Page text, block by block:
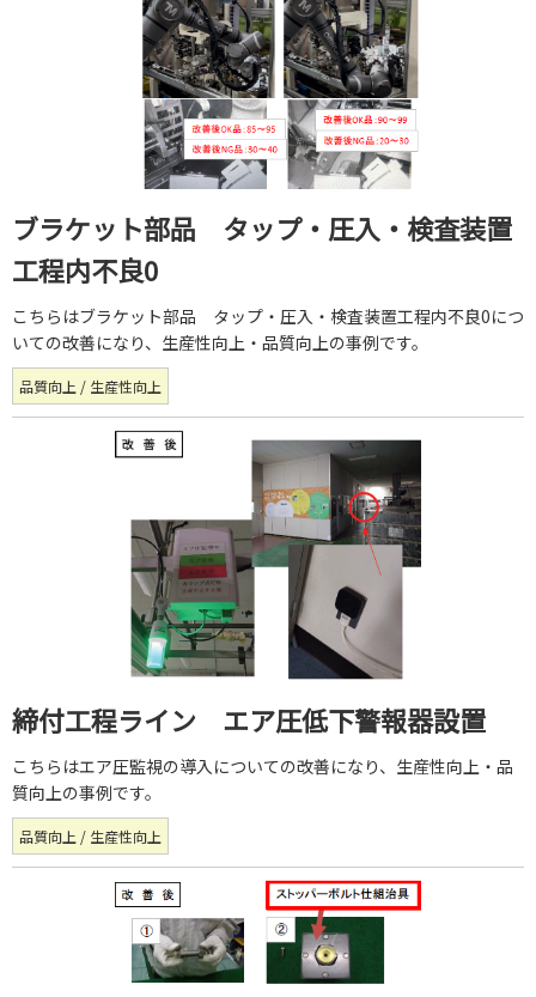
ブラケット部品 タップ・圧入・検査装置
工程内不良0
こちらはブラケット部品 タップ・圧入・検査装置工程内不良0につ
いての改善になり、生産性向上・品質向上の事例です。
品質向上 / 生産性向上
締付工程ライン エア圧低下警報器設置
こちらはエア圧監視の導入についての改善になり、生産性向上・品
質向上の事例です。
品質向上 / 生産性向上